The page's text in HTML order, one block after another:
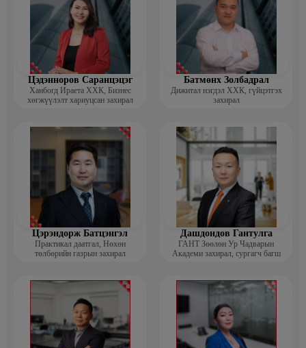
Цэдэнноров Саранцэцэг
Ханбогд Ираета ХХК, Бизнес
хөгжүүлэлт хариуцсан захирал
Батмөнх Золбадрал
Дижитал нэгдэл ХХК, гүйцэтгэх
захирал
Цэрэндорж Батцэнгэл
Практикал даатгал, Нөхөн
төлбөрийн газрын захирал
Дашдондов Гантулга
ГАНТ Зөөлөн Ур Чадварын
Академи захирал, сургагч багш